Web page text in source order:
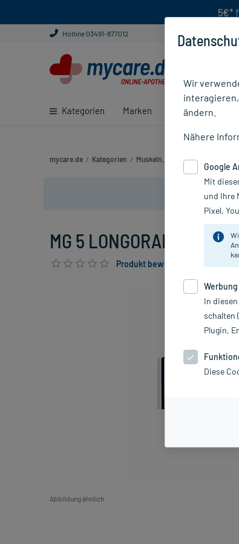
5€*
Hotline 03491-877012
Kategorien Marken Ratgeber
mycare.de / Kategorien / Muskeln, Knochen & Gelenke
MG 5 LONGORAL, 50 St
Produkt bewerten & PlusHerzen
Abbildung ähnlich
Wir
ändern.
Nähere
Google
Mit
und Ihre
Pixel,
Werbung
In
schalten
Plugin,
Diese